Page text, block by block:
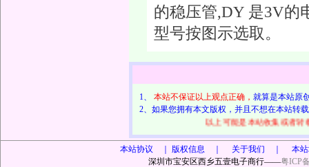
的稳压管,DY 是3V的
型号按图示选取。
1、 本站不保证以上观点正确， 就算是本站原
2、如果您拥有本文版权，并且不想在本站转
以上可能是本站收集或者转
本站协议 ｜
版权信息 ｜ 关于我们 ｜ 本
深圳市宝安区西乡五壹电子商行——粤ICP